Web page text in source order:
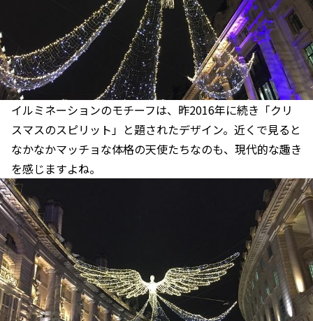
イルミネーションのモチーフは、昨2016年に続き「クリ
スマスのスピリット」と題されたデザイン。近くで見ると
なかなかマッチョな体格の天使たちなのも、現代的な趣き
を感じますよね。